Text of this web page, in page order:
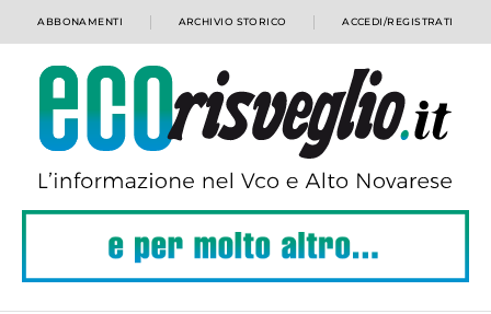
ABBONAMENTI ARCHIVIO STORICO ACCEDI/REGISTRATI